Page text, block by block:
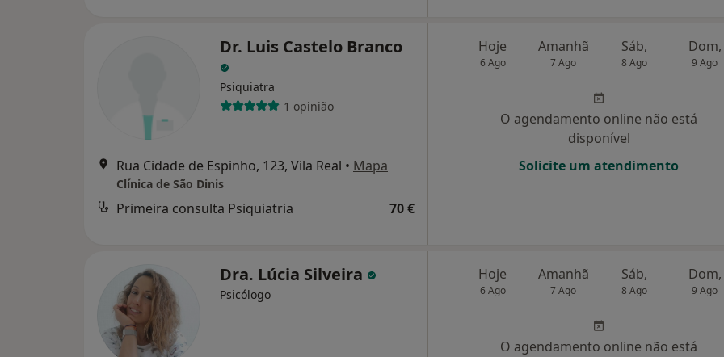
Dr. Luis Castelo Branco
Psiquiatra
1 opinião
Rua Cidade de Espinho, 123, Vila Real • Mapa
Clínica de São Dinis
Primeira consulta Psiquiatria 70 €
Hoje
6 Ago
Amanhã
7 Ago
Sáb,
8 Ago
Dom,
9 Ago
O agendamento online não está
disponível
Solicite um atendimento
Dra. Lúcia Silveira
Psicólogo
Hoje
6 Ago
Amanhã
7 Ago
Sáb,
8 Ago
Dom,
9 Ago
O agendamento online não está